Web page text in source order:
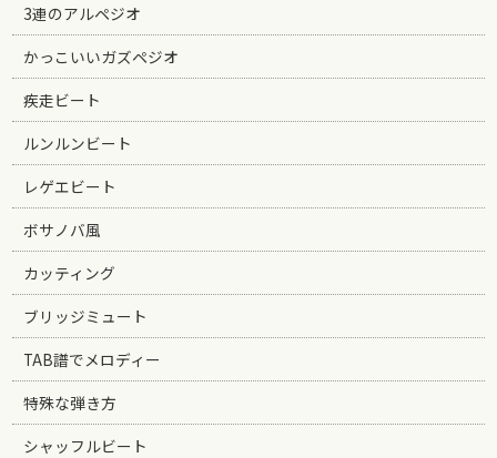
3連のアルペジオ
かっこいいガズペジオ
疾走ビート
ルンルンビート
レゲエビート
ボサノバ風
カッティング
ブリッジミュート
TAB譜でメロディー
特殊な弾き方
シャッフルビート